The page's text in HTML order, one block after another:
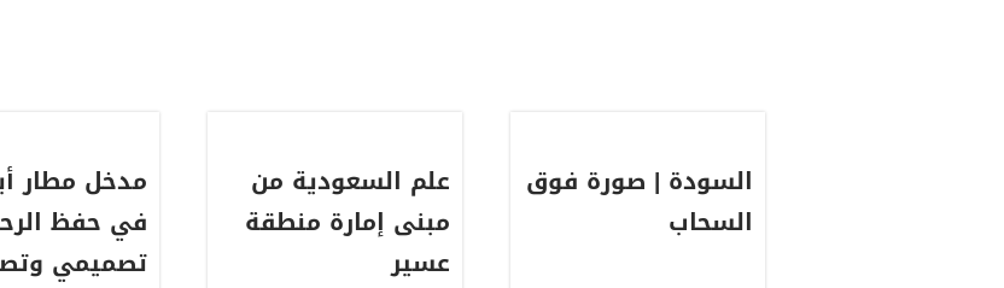
السودة | صورة فوق
السحاب
علم السعودية من
مبنى إمارة منطقة
عسير
مدخل مطار
في حفظ
تصميمي